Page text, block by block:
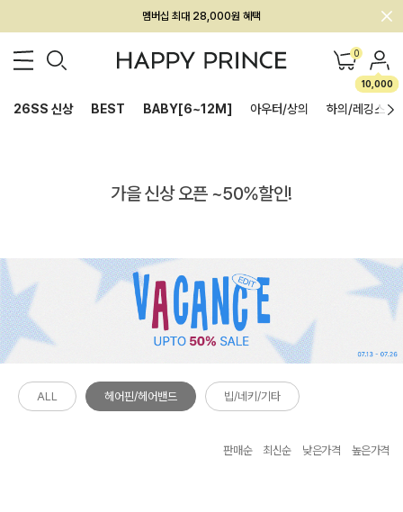
멤버십 최대 28,000원 혜택
0
10,000
26SS 신상 BEST BABY[6~12M] 아우터/상의 하의/레깅스
가을 신상 오픈 ~50%할인!
ALL 헤어핀/헤어밴드 빕/네키/기타
판매순 최신순 낮은가격 높은가격